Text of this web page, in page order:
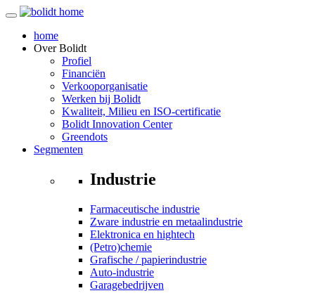
home
OverBolidt
Profiel
Financiën
Verkooporganisatie
Werken bij Bolidt
Kwaliteit, Milieu en ISO-certificatie
Bolidt Innovation Center
Greendots
Segmenten
Industrie
Farmaceutische industrie
Zware industrie en metaalindustrie
Elektronica en hightech
(Petro)chemie
Grafische / papierindustrie
Auto-industrie
Garagebedrijven